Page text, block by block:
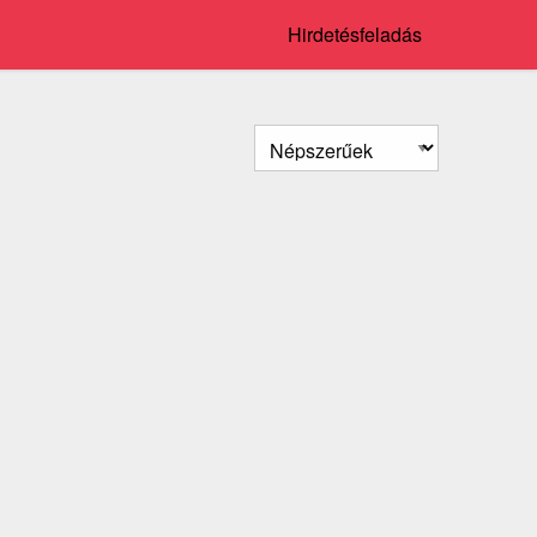
Hirdetésfeladás